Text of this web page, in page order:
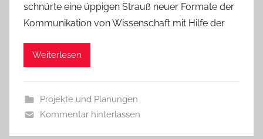
schnürte eine üppigen Strauß neuer Formate der
Kommunikation von Wissenschaft mit Hilfe der
Weiterlesen
Projekte und Planungen
Kommentar hinterlassen